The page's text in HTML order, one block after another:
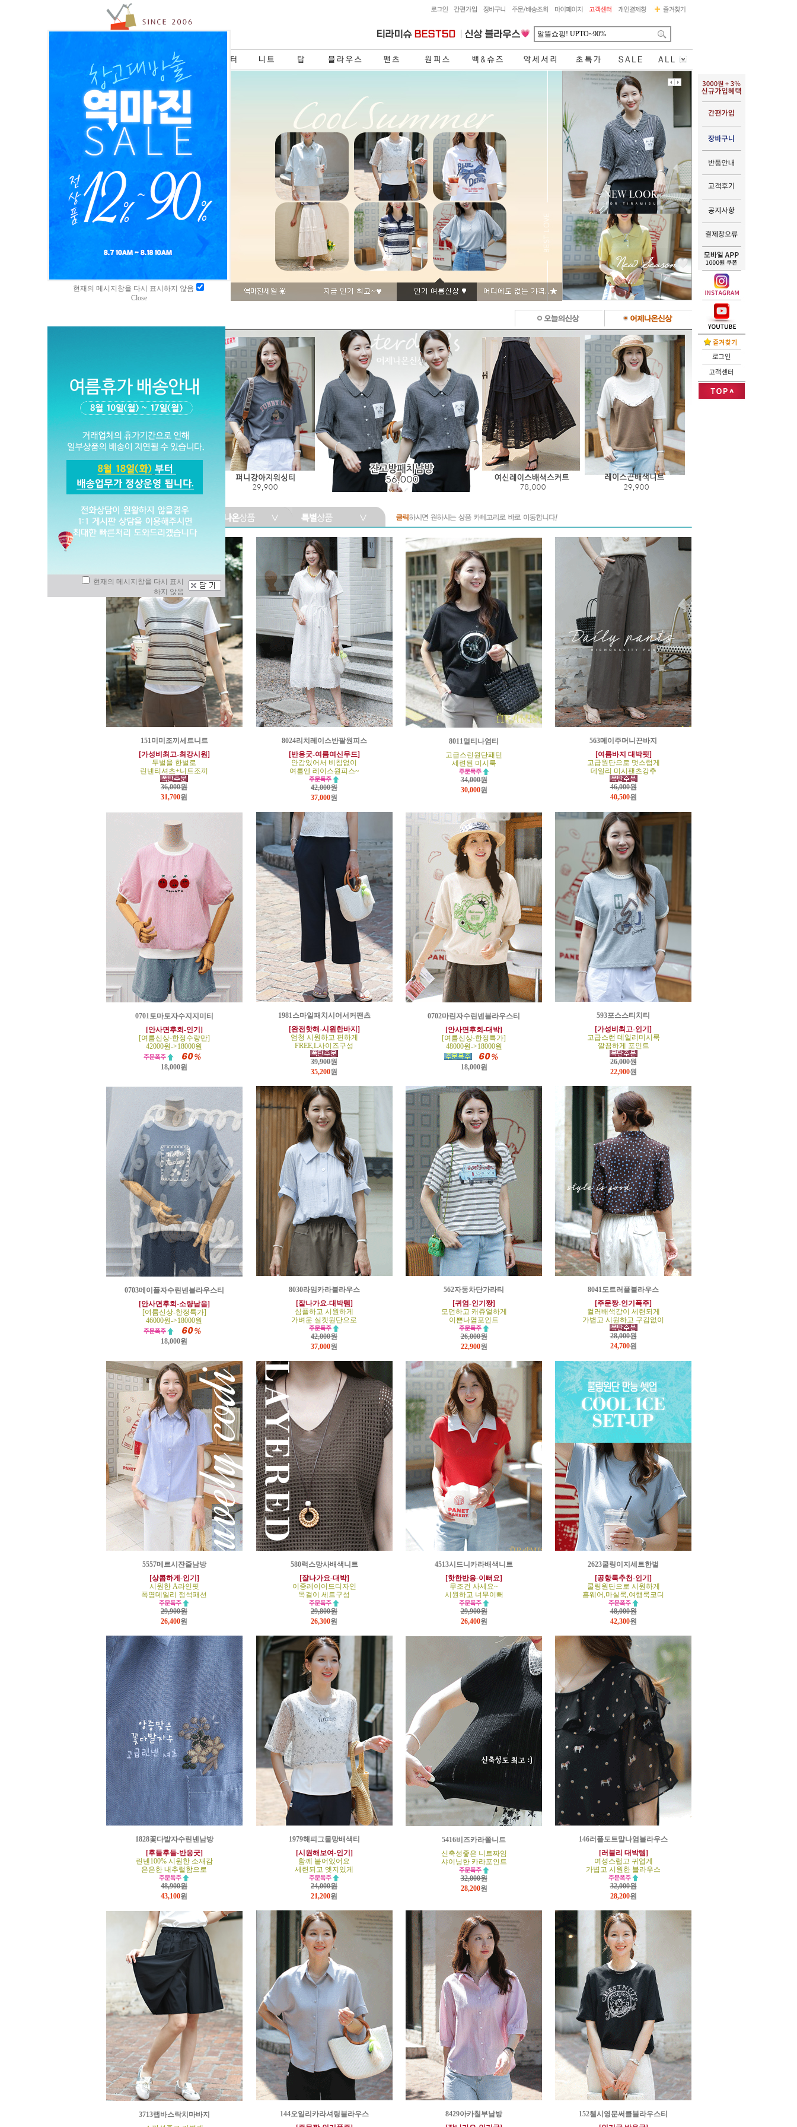
151미미조끼세트니트
[가성비최고-최강시원]
두벌을 한벌로
린넨티셔츠+니트조끼
36,000원
31,700원
8024리치레이스반팔원피스
[반응굿-여름여신무드]
안감있어서 비침없이
여름엔 레이스원피스~
42,000원
37,000원
8011멀티나염티
고급스런원단패턴
세련된 미시룩
34,000원
30,000원
563메이주머니끈바지
[여름바지 대박핏]
고급원단으로 멋스럽게
데일리 미시팬츠강추
46,000원
40,500원
0701토마토자수지지미티
[안사면후회-인기]
[여름신상-한정수량만]
42000원->18000원
18,000원
1981스마일패치시어서커팬츠
[완전핫해-시원한바지]
엄청 시원하고 편하게
FREE,L사이즈구성
39,900원
35,200원
0702마린자수린넨블라우스티
[안사면후회-대박]
[여름신상-한정특가]
48000원->18000원
18,000원
593포스스티치티
[가성비최고-인기]
고급스런 데일리미시룩
깔끔하게 포인트
26,000원
22,900원
0703메이플자수린넨블라우스티
[안사면후회-소량남음]
[여름신상-한정특가]
46000원->18000원
18,000원
8030라임카라블라우스
[잘나가요-대박템]
심플하고 시원하게
가벼운 실켓원단으로
42,000원
37,000원
562자동차단가라티
[귀염-인기짱]
모던하고 캐쥬얼하게
이쁜나염포인트
26,000원
22,900원
8041도트러플블라우스
[주문짱-인기폭주]
컬러배색감이 세련되게
가볍고 시원하고 구김없이
28,000원
24,700원
5557메르시잔줄남방
[상콤하게-인기]
시원한 A라인핏
폭염데일리 정석패션
29,900원
26,400원
580럭스망사배색니트
[잘나가요-대박]
이중레이어드디자인
목걸이 세트구성
29,800원
26,300원
4513시드니카라배색니트
[핫한반응-이뻐요]
무조건 사세요~
시원하고 너무이뻐
29,900원
26,400원
2623쿨링이지세트한벌
[공항룩추천-인기]
쿨링원단으로 시원하게
홈웨어,마실룩,여행룩코디
48,000원
42,300원
1828꽃다발자수린넨남방
[후들후들-반응굿]
린넨100% 시원한 소재감
은은한 내추럴함으로
48,900원
43,100원
1979해피그물망배색티
[시원해보여-인기]
함께 붙어있어요
세련되고 엣지있게
24,000원
21,200원
5416비즈카라쫄니트
신축성좋은 니트짜임
샤이닝한 카라포인트
32,000원
28,200원
146러플도트말나염블라우스
[러블리 대박템]
여성스럽고 귀엽게
가볍고 시원한 블라우스
32,000원
28,200원
3713랩바스락치마바지
144오일리카라셔링블라우스
8429아카칠부남방
152첼시영문써클블라우스티
현재의 메시지창을 다시 표시하지 않음
Close
현재의 메시지창을 다시 표시
하지 않음